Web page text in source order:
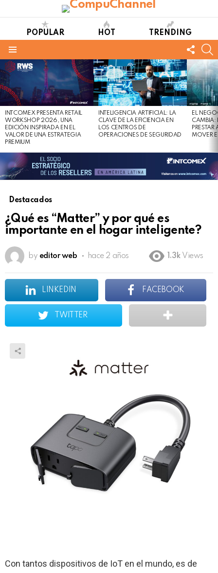
POPULAR HOT TRENDING
US
LATEST
STORIES
INTCOMEX PRESENTA RETAIL
WORKSHOP 2026, UNA
EDICIÓN INSPIRADA EN EL
VALOR DE UNA ESTRATEGIA
PREMIUM
INTELIGENCIA ARTIFICIAL: LA
CLAVE DE LA EFICIENCIA EN
LOS CENTROS DE
OPERACIONES DE SEGURIDAD
EL
CAMBIA:
MOVER
Destacados
¿Qué es “Matter” y por qué es
importante en el hogar inteligente?
by editor web hace 2 años 1.3k Views
LINKEDIN FACEBOOK
TWITTER
Con tantos dispositivos de IoT en el mundo, es de